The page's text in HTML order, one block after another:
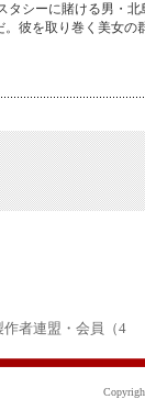
タシーに賭ける男・
。彼を取り巻く美女の
者連盟・会員（4